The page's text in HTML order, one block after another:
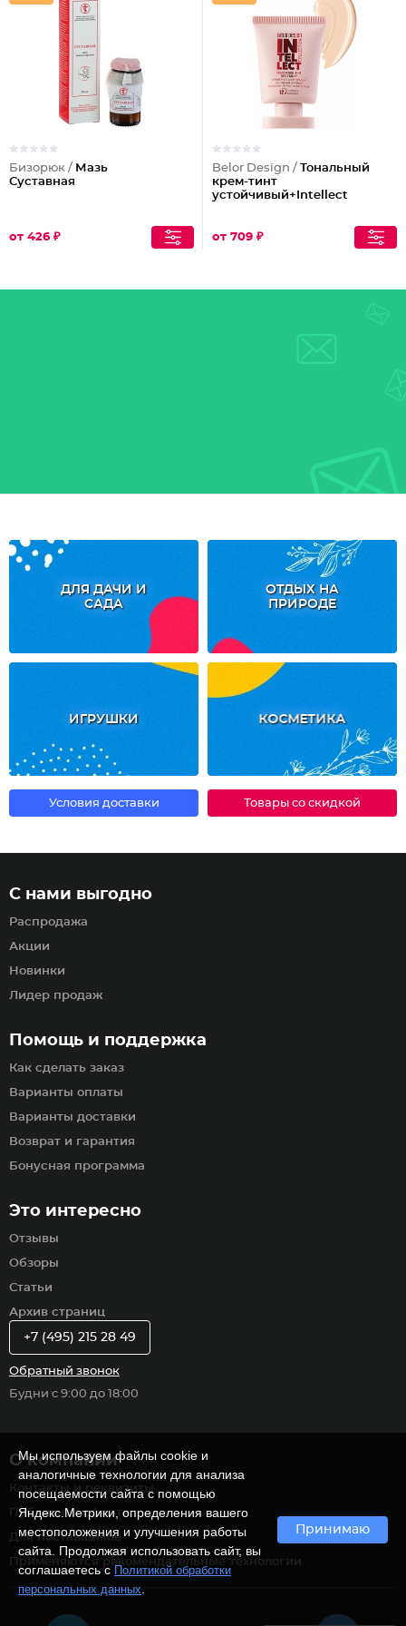
Бизорюк / Мазь
Суставная
от 426 ₽
Belor Design / Тональный
крем-тинт
устойчивый+Intellect
от 709 ₽
ДЛЯ ДАЧИ И
САДА
ОТДЫХ НА
ПРИРОДЕ
ИГРУШКИ КОСМЕТИКА
Условия доставки Товары со скидкой
Помощь и поддержка
Как сделать заказ
Варианты оплаты
Варианты доставки
Возврат и гарантия
Бонусная программа
С нами выгодно
Распродажа
Акции
Новинки
Лидер продаж
Это интересно
Отзывы
Обзоры
Статьи
Архив страниц
О компании
Контакты и реквизиты
Публичная оферта
Для поставщиков
Применяются рекомендательные технологии
+7 (495) 215 28 49
Обратный звонок
Будни с 9:00 до 18:00
Мы используем файлы cookie и
аналогичные технологии для анализа
посещаемости сайта с помощью
Яндекс.Метрики, определения вашего
местоположения и улучшения работы
сайта. Продолжая использовать сайт, вы
соглашаетесь с Политикой обработки
персональных данных
Принимаю